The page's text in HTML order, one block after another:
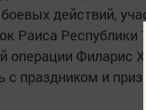
действий,
Раиса Республики
операции Филарис
праздником и